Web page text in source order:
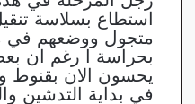
استطاع بسلاسة
متجول ووضعهم في
بحراسة ا رغم ان
يحسون الان بقنوط
في بداية التدشين